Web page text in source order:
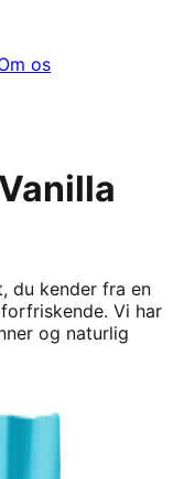
os
du kender fra en
Vi har
og naturlig